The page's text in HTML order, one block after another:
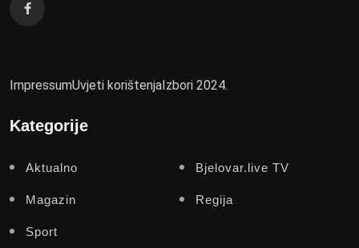
ImpressumUvjeti korištenjaIzbori 2024.
Kategorije
Aktualno Bjelovar.live TV
Magazin Regija
Sport